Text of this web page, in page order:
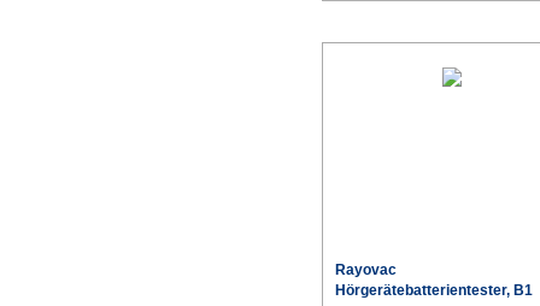
Rayovac
Hörgerätebatterientester, B1